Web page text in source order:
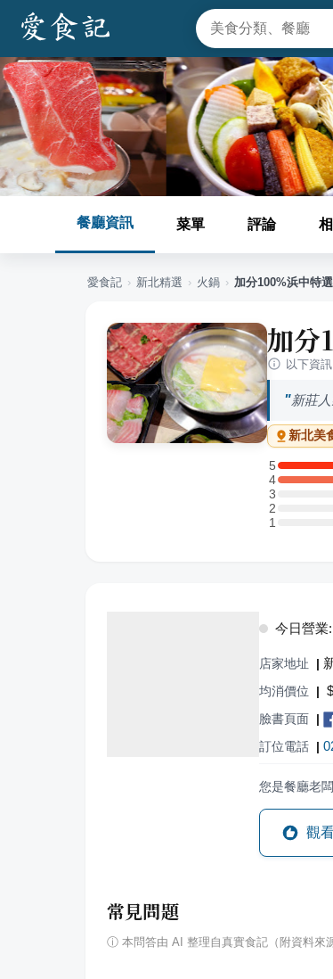
餐廳資訊 菜單 評論
愛食記 › 新北精選 › 火鍋 › 加分100%浜中特
加分
以下資
新莊
新北美
5
5 星：5
4
4 星：5
3
3 星：0 則
2
2 星：0 則
11 星：0 則
今日營業
店家地址 |
均消價位 | $
臉書頁面 |
訂位電話 |
您是餐廳老
觀
常見問題
ⓘ 本問答由 AI 整理自真實食記（附資料來